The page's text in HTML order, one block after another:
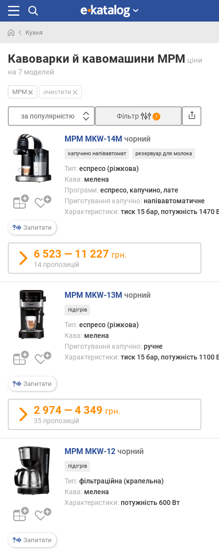
раніше
Кухня
Кавоварки й кавомашини MPM ціни
на 7 моделей
MPM очистити
за популярністю
з
а
п
о
у
л
р
н
с
в
і
д
д
е
ш
е
и
х
д
о
д
о
о
г
и
х
і
о
Фільтр 1
Запитати
MPM MKW-14M чорний
капучино напівавтомат резервуар для молока
Тип: еспресо (ріжкова)
Кава: мелена
Програми: еспресо, капучино, лате
Приготування капучіно: напівавтоматичне
Характеристики: тиск 15 бар, потужність 1470
6 523 — 11 227 грн.
14 пропозицій
Запитати
MPM MKW-13M чорний
підігрів
Тип: еспресо (ріжкова)
Кава: мелена
Приготування капучіно: ручне
Характеристики: тиск 15 бар, потужність 1100
2 974 — 4 349 грн.
35 пропозицій
Запитати
MPM MKW-12 чорний
підігрів
Тип: фільтраційна (крапельна)
Кава: мелена
Характеристики: потужність 600 Вт